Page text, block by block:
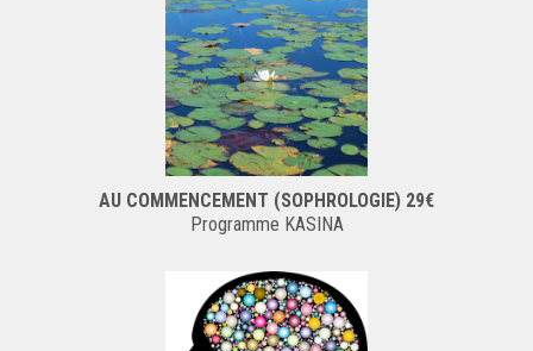
AU COMMENCEMENT (SOPHROLOGIE) 29€
Programme KASINA